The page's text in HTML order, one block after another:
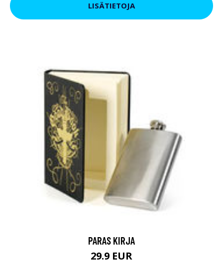
LISÄTIETOJA
PARAS KIRJA
29.9 EUR